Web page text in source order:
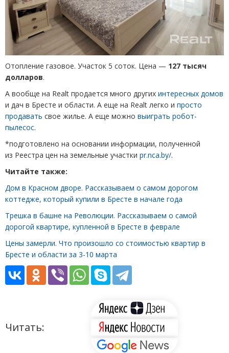
Отопление газовое. Участок 5 соток. Цена — 127 тысяч
долларов.
А вообще на Realt продается много других интересных домов
и дач в Бресте и области. А еще на Realt легко и просто
продавать свое жилье. А еще можно выиграть робот-
пылесос.
*подготовлено на основании информации, полученной
из Реестра цен на земельные участки pr.nca.by/.
Читайте также:
Дом в Красном дворе. Рассказываем о самом дорогом
коттедже, который купили в Бресте в начале года
Трешка в башне на Революции. Рассказываем о самой
дорогой квартире, купленной в Бресте в феврале
Цены замерли. Что произошло со стоимостью квартир в
Бресте и области за 3-10 марта
Читать: